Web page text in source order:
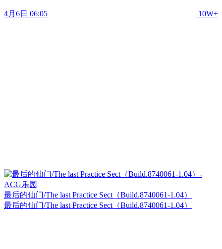
4月6日 06:05 10W+
最后的仙门/The last Practice Sect（Build.8740061-1.04）
最后的仙门/The last Practice Sect（Build.8740061-1.04）